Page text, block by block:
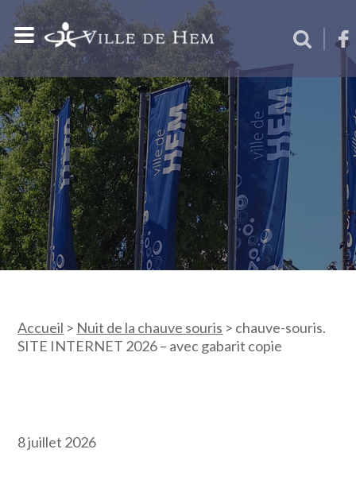
Accueil > Nuit de la chauve souris > chauve-souris.
SITE INTERNET 2026 – avec gabarit copie
8 juillet 2026